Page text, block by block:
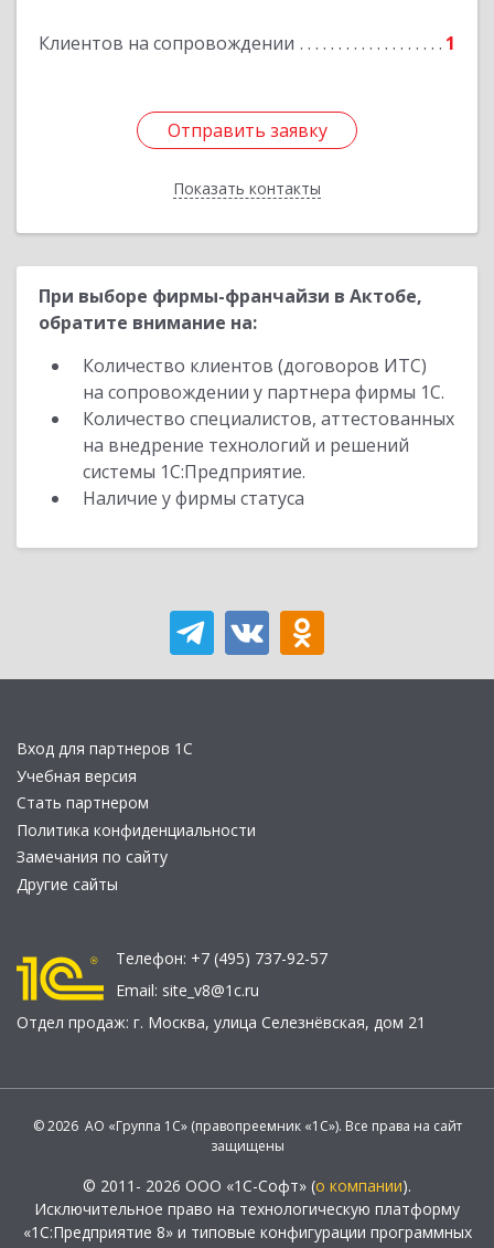
Клиентов на сопровождении 1
Отправить заявку
Показать контакты
Отправить заявку
Назад
При выборе фирмы-франчайзи в Актобе,
обратите внимание на:
Количество клиентов (договоров ИТС)
на сопровождении у партнера фирмы 1С.
Количество специалистов, аттестованных
на внедрение технологий и решений
системы 1С:Предприятие.
Наличие у фирмы статуса
Вход для партнеров 1С
Учебная версия
Стать партнером
Политика конфиденциальности
Замечания по сайту
Другие сайты
Телефон: +7 (495) 737-92-57
Email: site_v8@1c.ru
Отдел продаж: г. Москва, улица Селезнёвская, дом 21
© 2026 АО «Группа 1С» (правопреемник «1С»). Все права на сайт
защищены
© 2011- 2026 ООО «1С-Софт» (о компании).
Исключительное право на технологическую платформу
«1С:Предприятие 8» и типовые конфигурации программных